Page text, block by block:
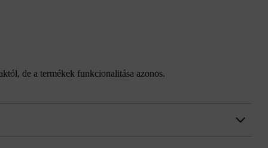
de a termékek funkcionalitása azonos.